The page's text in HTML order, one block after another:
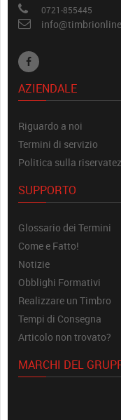
0721-855445
AZIENDALE
Riguardo a noi
Termini di servizio
Politica sulla
SUPPORTO
Glossario dei Termini
Come e Fatto!
Notizie
Obblighi Formativi
Realizzare un Timbro
Tempi di Consegna
Articolo non trovato?
MARCHI DEL